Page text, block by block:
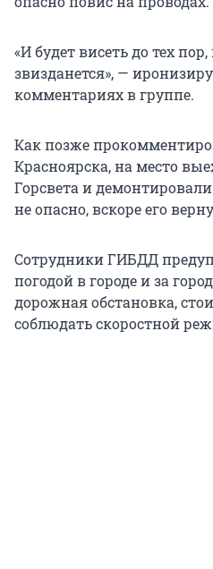
«И будет висеть до тех
звизданется», —
комментариях в группе.
Как позже
Красноярска, на место
Горсвета и
не опасно, вскоре его
Сотрудники ГИБДД
погодой в городе и за
дорожная обстановка,
соблюдать скоростной